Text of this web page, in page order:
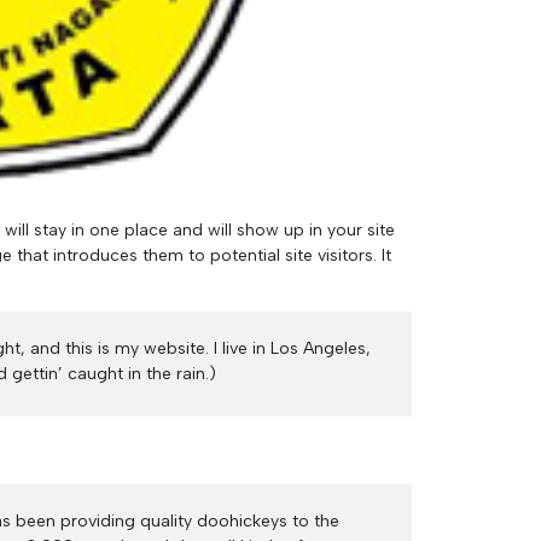
stay in one place and will show up in your site
that introduces them to potential site visitors. It
and this is my website. I live in Los Angeles,
gettin’ caught in the rain.)
been providing quality doohickeys to the